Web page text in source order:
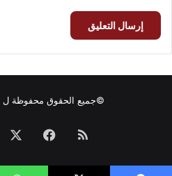
©جميع الحقوق محفوظة ل
ملخص
الموقع
فيسبوك